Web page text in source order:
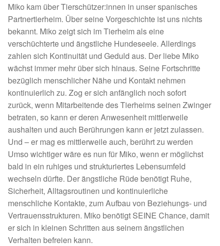
Juli bis Dezember 2023
Januar bis Juni 2023
Spenden 2022
Juli bis Dezember 2022
Januar bis Juni 2022
Spenden 2021
Juli bis Dezember 2021
Fördermitgliedschaft
Tierschutz
Miko kam über Tierschützer:innen in unser spanisches
Partnertierheim. Über seine Vorgeschichte ist uns nichts
bekannt. Miko zeigt sich im Tierheim als eine
verschüchterte und ängstliche Hundeseele. Allerdings
zahlen sich Kontinuität und Geduld aus. Der liebe Miko
wächst immer mehr über sich hinaus. Seine Fortschritte
bezüglich menschlicher Nähe und Kontakt nehmen
kontinuierlich zu. Zog er sich anfänglich noch sofort
zurück, wenn Mitarbeitende des Tierheims seinen Zwinger
betraten, so kann er deren Anwesenheit mittlerweile
aushalten und auch Berührungen kann er jetzt zulassen.
Und – er mag es mittlerweile auch, berührt zu werden
Umso wichtiger wäre es nun für Miko, wenn er möglichst
bald in ein ruhiges und strukturiertes Lebensumfeld
wechseln dürfte. Der ängstliche Rüde benötigt Ruhe,
Sicherheit, Alltagsroutinen und kontinuierliche
menschliche Kontakte, zum Aufbau von Beziehungs- und
Vertrauensstrukturen. Miko benötigt SEINE Chance, damit
er sich in kleinen Schritten aus seinem ängstlichen
Verhalten befreien kann.